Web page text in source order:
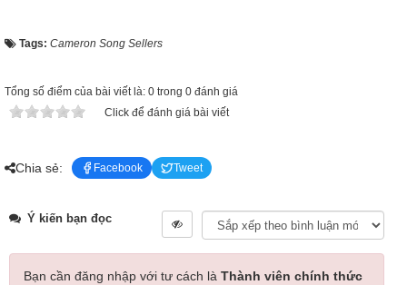
Tags: Cameron Song Sellers
Tổng số điểm của bài viết là: 0 trong 0 đánh giá
Click để đánh giá bài viết
Chia sẻ: Facebook Tweet
Ý kiến bạn đọc
Bạn cần đăng nhập với tư cách là Thành viên chính thức